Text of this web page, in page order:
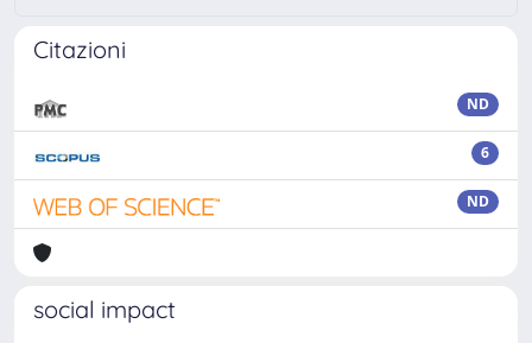
Citazioni
ND
6
ND
social impact